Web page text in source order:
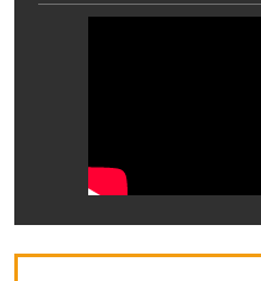
L'association Avotra-France
Le foyer de la Planquette